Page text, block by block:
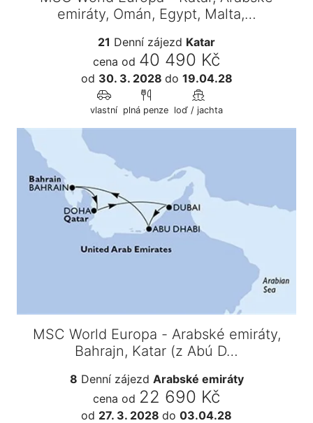
emiráty, Omán, Egypt, Malta,…
21 Denní zájezd Katar
cena od 40 490 Kč
od 30. 3. 2028 do 19.04.28
vlastní plná penze loď / jachta
MSC World Europa - Arabské emiráty,
Bahrajn, Katar (z Abú D…
8 Denní zájezd Arabské emiráty
cena od 22 690 Kč
od 27. 3. 2028 do 03.04.28